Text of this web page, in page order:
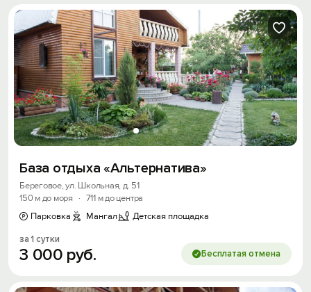
База отдыха «Альтернатива»
Береговое, ул. Школьная, д. 51
150 м до моря
· 711 м до центра
Парковка
Мангал Детская площадка
за 1 сутки
3 000 руб. Бесплатая отмена